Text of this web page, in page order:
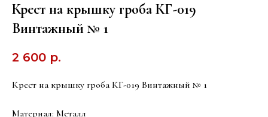
Крест на крышку гроба КГ-019
Винтажный № 1
2 600 р.
Крест на крышку гроба КГ-019 Винтажный № 1
Материал: Металл